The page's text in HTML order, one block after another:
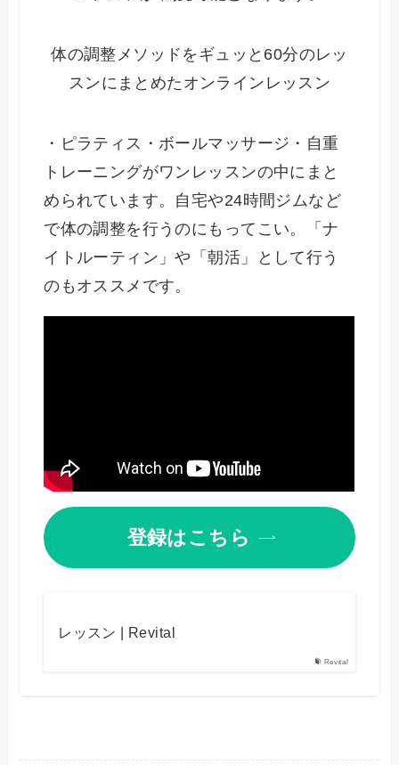
体の調整メソッドをギュッと60分のレッ
スンにまとめたオンラインレッスン
・ピラティス・ボールマッサージ・自重
トレーニングがワンレッスンの中にまと
められています。自宅や24時間ジムなど
で体の調整を行うのにもってこい。「ナ
イトルーティン」や「朝活」として行う
のもオススメです。
登録はこちら
Revital
レッスン | Revital